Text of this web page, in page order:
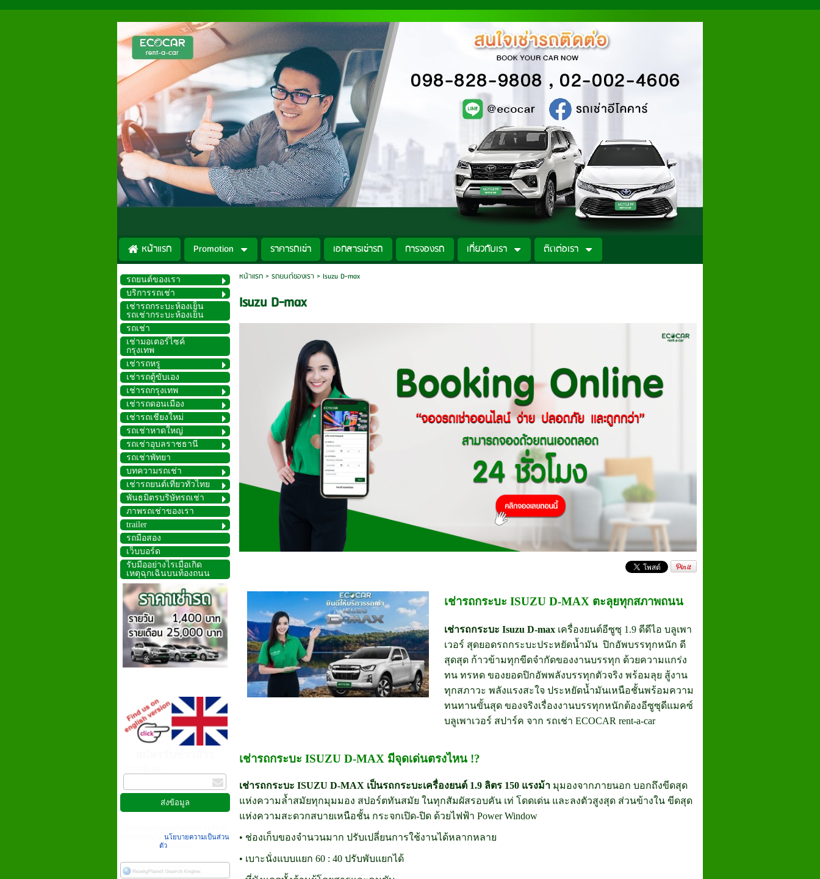
หน้าแรก Promotion ราคารถเช่า เอกสารเช่ารถ การจองรถ เกี่ยวกับเรา ติดต่อเรา
รถยนต์ของเรา
บริการรถเช่า
เช่ารถกระบะห้องเย็น
รถเช่ากระบะห้องเย็น
รถเช่า
เช่ามอเตอร์ไซค์
กรุงเทพ
เช่ารถหรู
เช่ารถตู้ขับเอง
เช่ารถกรุงเทพ
เช่ารถดอนเมือง
เช่ารถเชียงใหม่
รถเช่าหาดใหญ่
รถเช่าอุบลราชธานี
รถเช่าพัทยา
บทความรถเช่า
เช่ารถยนต์เที่ยวทั่วไทย
พันธมิตรบริษัทรถเช่า
ภาพรถเช่าของเรา
trailer
รถมือสอง
เว็บบอร์ด
รับมืออย่างไรเมื่อเกิด
เหตุฉุกเฉินบนท้องถนน
นโยบายความเป็นส่วน
ตัว
หน้าแรก> รถยนต์ของเรา > Isuzu D-max
Isuzu D-max
เช่ารถกระบะ ISUZU D-MAX ตะลุยทุกสภาพถนน
เช่ารถกระบะ Isuzu D-max เครื่องยนต์อีซูซุ 1.9 ดีดีไอ บลูเพา
เวอร์ สุดยอดรถกระบะประหยัดน้ำมัน ปิกอัพบรรทุกหนัก ดี
สุดสุด ก้าวข้ามทุกขีดจำกัดของงานบรรทุก ด้วยความแกร่ง
ทน ทรหด ของยอดปิกอัพพลังบรรทุกตัวจริง พร้อมลุย สู้งาน
ทุกสภาวะ พลังแรงสะใจ ประหยัดน้ำมันเหนือชั้นพร้อมความ
ทนทานขั้นสุดของจริงเรื่องงานบรรทุกหนักต้องอีซูซุดีแมคซ์
บลูเพาเวอร์ สปาร์ค จาก รถเช่า ECOCAR rent-a-car
เช่ารถกระบะ ISUZU D-MAX มีจุดเด่นตรงไหน !?
เช่ารถกระบะ ISUZU D-MAX เป็นรถกระบะเครื่องยนต์ 1.9 ลิตร 150 แรงม้า มุมองจากภายนอก บอกถึงขีดสุด
แห่งความล้ำสมัยทุกมุมมอง สปอร์ตทันสมัย ในทุกสัมผัสรอบคัน เท่ โดดเด่น และลงตัวสูงสุด ส่วนข้างใน ขีดสุด
แห่งความสะดวกสบายเหนือชั้น กระจกเปิด-ปิด ด้วยไฟฟ้า Power Window
• ช่องเก็บของจำนวนมาก ปรับเปลี่ยนการใช้งานได้หลากหลาย
• เบาะนั่งแบบแยก 60 : 40 ปรับพับแยกได้